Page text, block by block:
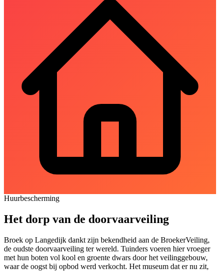
Huurbescherming
Het dorp van de doorvaarveiling
Broek op Langedijk dankt zijn bekendheid aan de BroekerVeiling,
de oudste doorvaarveiling ter wereld. Tuinders voeren hier vroeger
met hun boten vol kool en groente dwars door het veilinggebouw,
waar de oogst bij opbod werd verkocht. Het museum dat er nu zit,